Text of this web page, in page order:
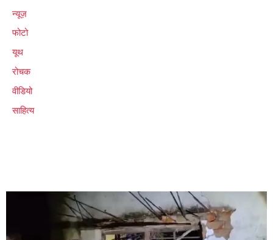
न्यूज़
फोटो
यूथ
रोचक
वीडियो
साहित्य